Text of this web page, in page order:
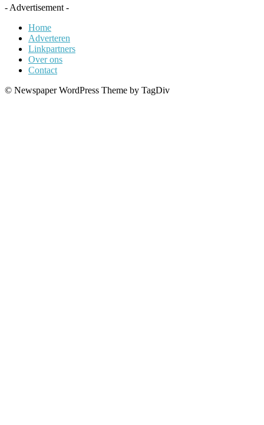
- Advertisement -
Home
Adverteren
Linkpartners
Over ons
Contact
© Newspaper WordPress Theme by TagDiv